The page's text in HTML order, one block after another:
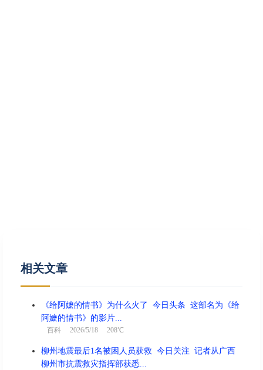
相关文章
《给阿嬷的情书》为什么火了 今日头条 这部名为《给
阿嬷的情书》的影片...
百科 2026/5/18 208℃
柳州地震最后1名被困人员获救 今日关注 记者从广西
柳州市抗震救灾指挥部获悉...